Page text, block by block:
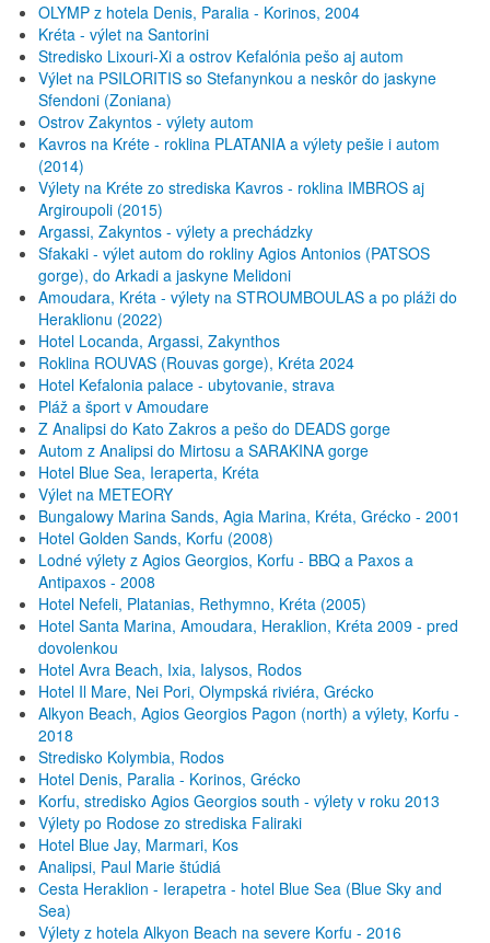
OLYMP z hotela Denis, Paralia - Korinos, 2004
Kréta - výlet na Santorini
Stredisko Lixouri-Xi a ostrov Kefalónia pešo aj autom
Výlet na PSILORITIS so Stefanynkou a neskôr do jaskyne
Sfendoni (Zoniana)
Ostrov Zakyntos - výlety autom
Kavros na Kréte - roklina PLATANIA a výlety pešie i autom
(2014)
Výlety na Kréte zo strediska Kavros - roklina IMBROS aj
Argiroupoli (2015)
Argassi, Zakyntos - výlety a prechádzky
Sfakaki - výlet autom do rokliny Agios Antonios (PATSOS
gorge), do Arkadi a jaskyne Melidoni
Amoudara, Kréta - výlety na STROUMBOULAS a po pláži do
Heraklionu (2022)
Hotel Locanda, Argassi, Zakynthos
Roklina ROUVAS (Rouvas gorge), Kréta 2024
Hotel Kefalonia palace - ubytovanie, strava
Pláž a šport v Amoudare
Z Analipsi do Kato Zakros a pešo do DEADS gorge
Autom z Analipsi do Mirtosu a SARAKINA gorge
Hotel Blue Sea, Ieraperta, Kréta
Výlet na METEORY
Bungalowy Marina Sands, Agia Marina, Kréta, Grécko - 2001
Hotel Golden Sands, Korfu (2008)
Lodné výlety z Agios Georgios, Korfu - BBQ a Paxos a
Antipaxos - 2008
Hotel Nefeli, Platanias, Rethymno, Kréta (2005)
Hotel Santa Marina, Amoudara, Heraklion, Kréta 2009 - pred
dovolenkou
Hotel Avra Beach, Ixia, Ialysos, Rodos
Hotel Il Mare, Nei Pori, Olympská riviéra, Grécko
Alkyon Beach, Agios Georgios Pagon (north) a výlety, Korfu -
2018
Stredisko Kolymbia, Rodos
Hotel Denis, Paralia - Korinos, Grécko
Korfu, stredisko Agios Georgios south - výlety v roku 2013
Výlety po Rodose zo strediska Faliraki
Hotel Blue Jay, Marmari, Kos
Analipsi, Paul Marie štúdiá
Cesta Heraklion - Ierapetra - hotel Blue Sea (Blue Sky and
Sea)
Výlety z hotela Alkyon Beach na severe Korfu - 2016